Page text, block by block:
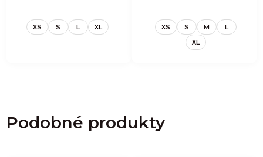
XS S L XL XS S M
L
XL
Podobné produkty